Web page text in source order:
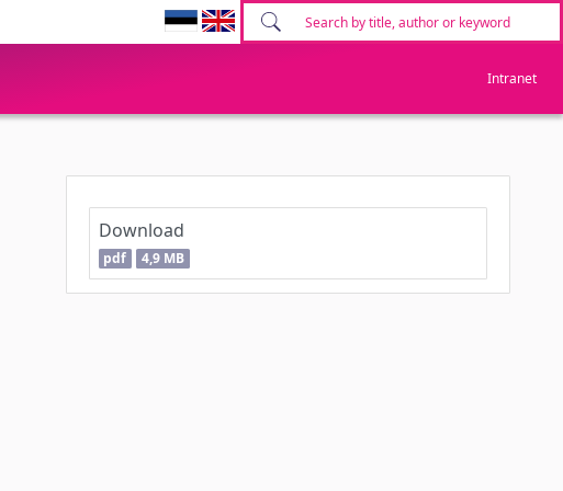
Intranet
Download
pdf 4,9 MB